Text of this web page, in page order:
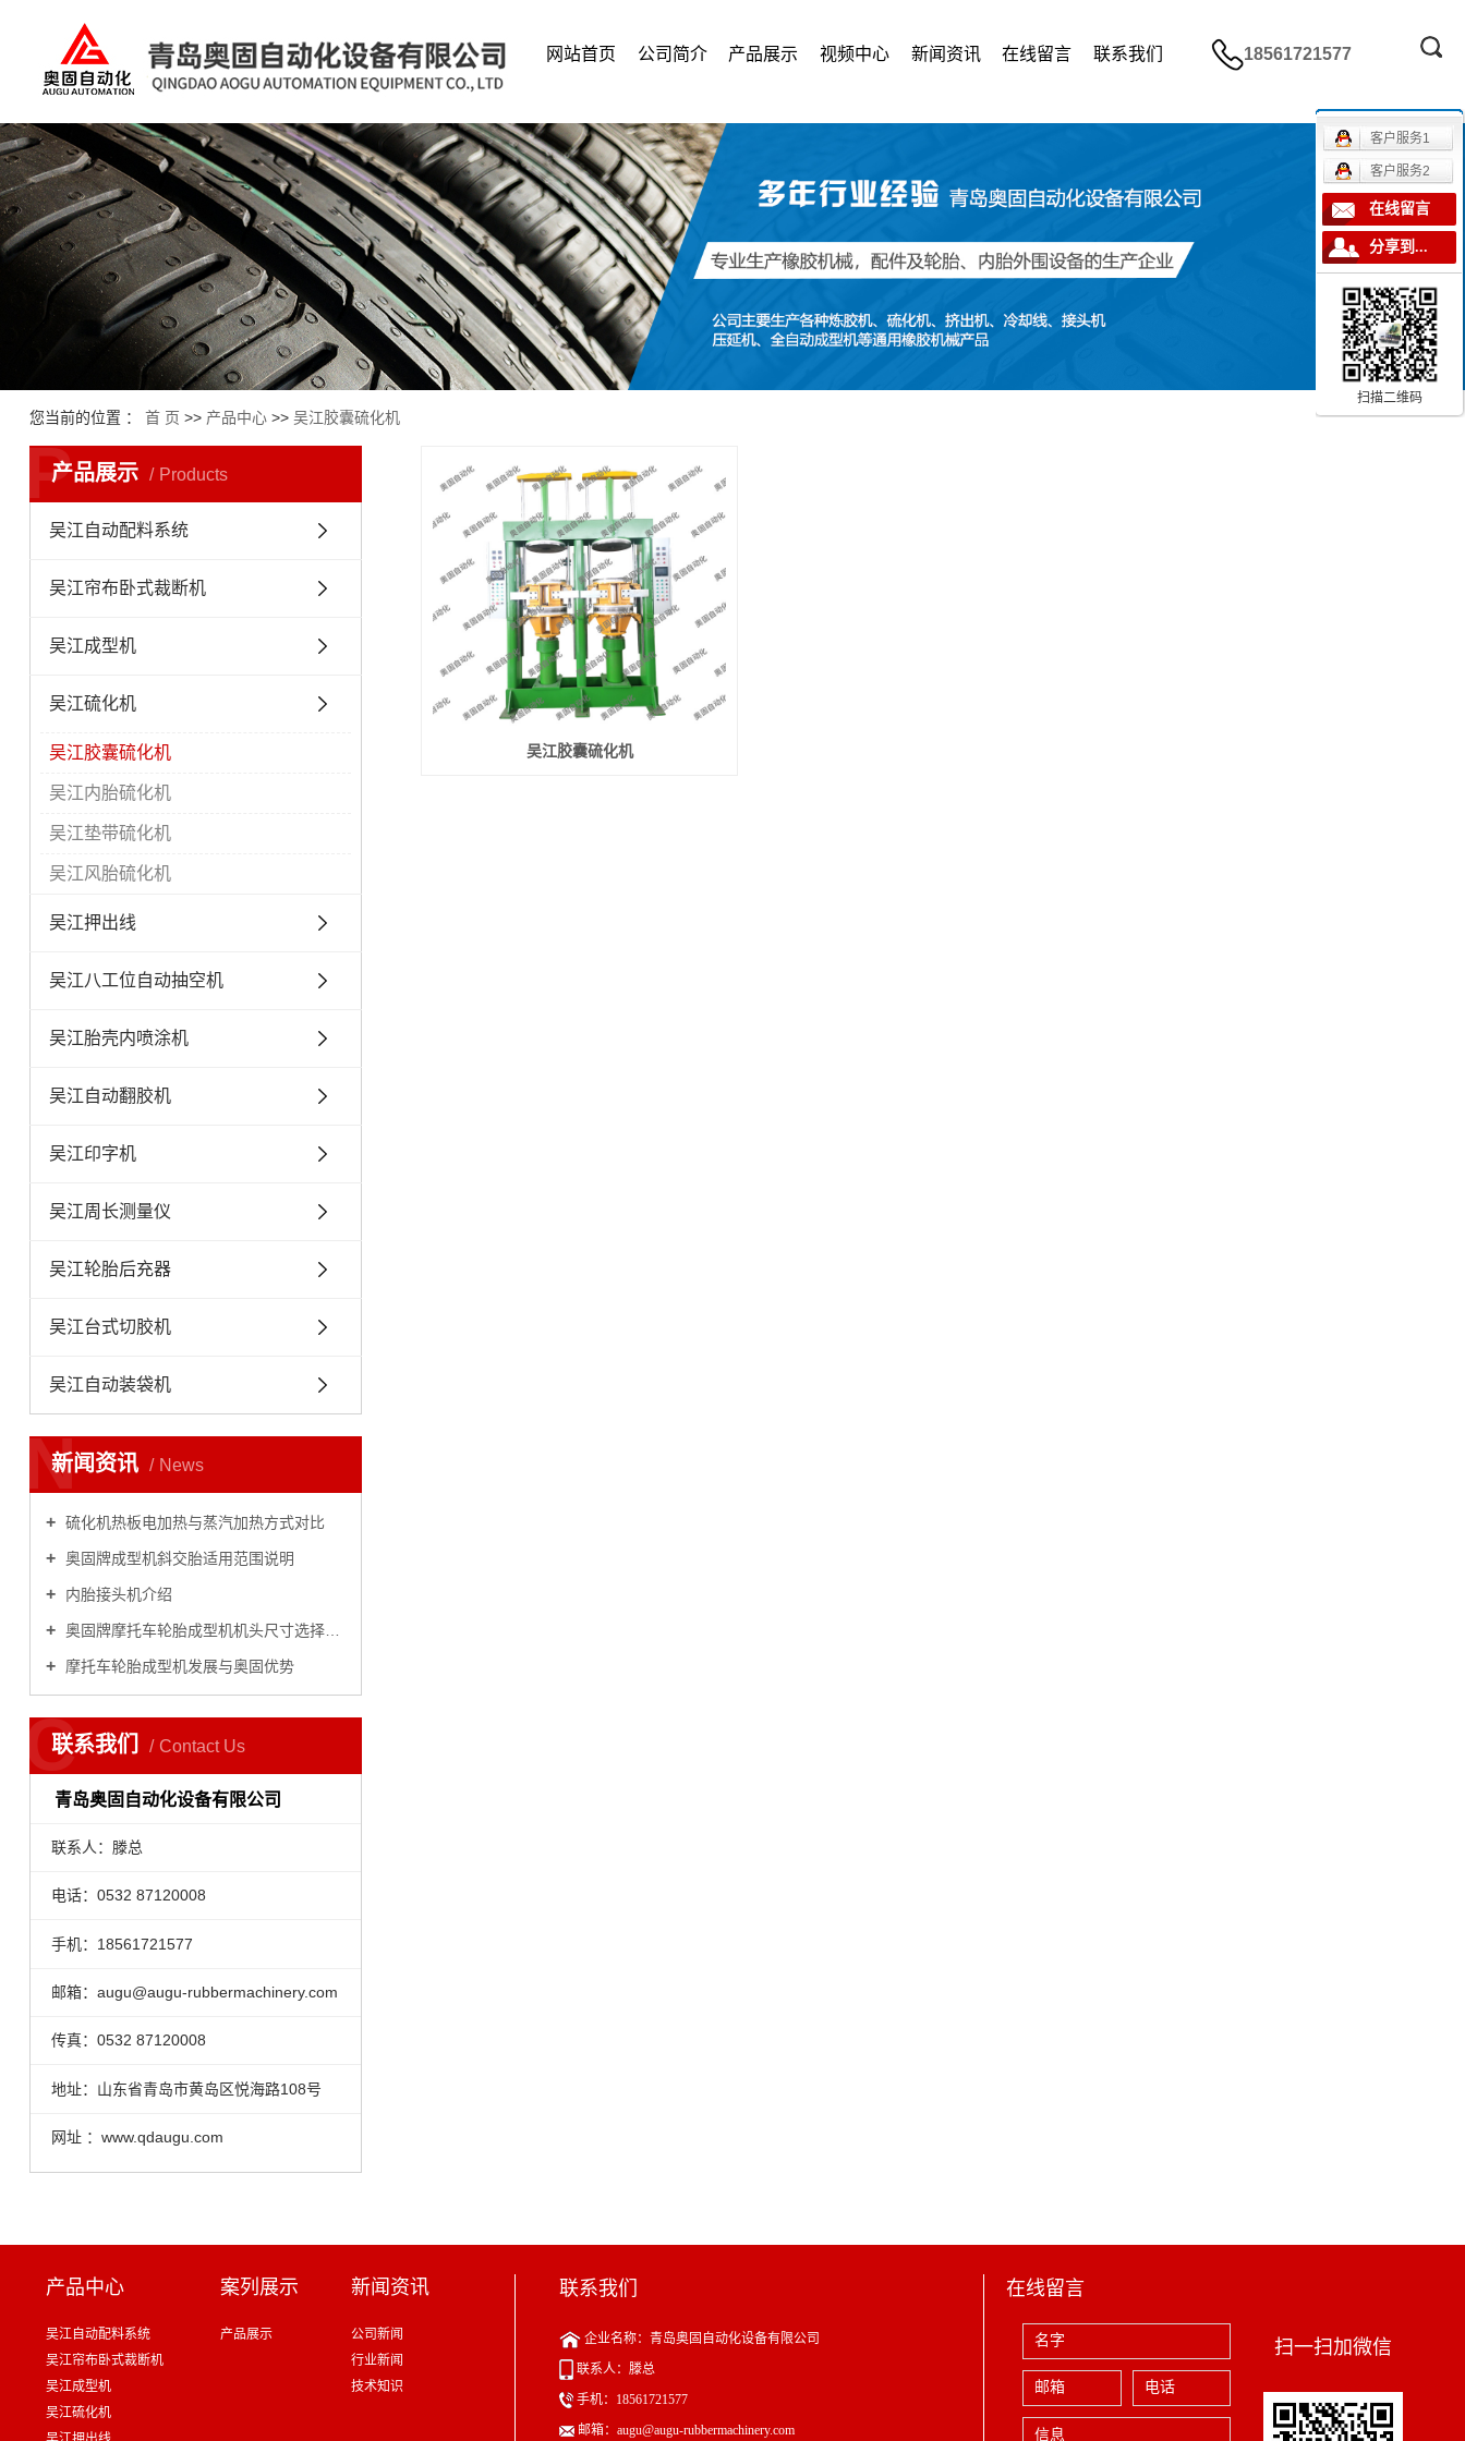
18561721577
网站首页 公司简介 产品展示 视频中心 新闻资讯 在线留言 联系我们
您当前的位置 ： 首 页 >> 产品中心>> 吴江胶囊硫化机
产品展示 Products
P
吴江自动配料系统
吴江帘布卧式裁断机
吴江成型机
吴江硫化机
吴江胶囊硫化机
吴江内胎硫化机
吴江垫带硫化机
吴江风胎硫化机
吴江押出线
吴江八工位自动抽空机
吴江胎壳内喷涂机
吴江自动翻胶机
吴江印字机
吴江周长测量仪
吴江轮胎后充器
吴江台式切胶机
吴江自动装袋机
新闻资讯 News
N
硫化机热板电加热与蒸汽加热方式对比
奥固牌成型机斜交胎适用范围说明
内胎接头机介绍
奥固牌摩托车轮胎成型机机头尺寸选择指南
摩托车轮胎成型机发展与奥固优势
联系我们 Contact Us
C
青岛奥固自动化设备有限公司
联系人：滕总
电话：0532 87120008
手机：18561721577
邮箱：augu@augu-rubbermachinery.com
传真：0532 87120008
地址：山东省青岛市黄岛区悦海路108号
网址 ：www.qdaugu.com
吴江胶囊硫化机
产品中心
吴江自动配料系统
吴江帘布卧式裁断机
吴江成型机
吴江硫化机
案列展示
产品展示
新闻资讯
公司新闻
行业新闻
技术知识
联系我们
企业名称：青岛奥固自动化设备有限公司
联系人：滕总
手机：18561721577
邮箱：augu@augu-rubbermachinery.com
在线留言
扫一扫加微信
客户服务1
客户服务2
在线留言
分享到...
扫描二维码